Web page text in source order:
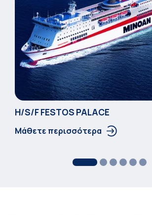
Η/S/F FESTOS PALACΕ
Μάθετε περισσότερα